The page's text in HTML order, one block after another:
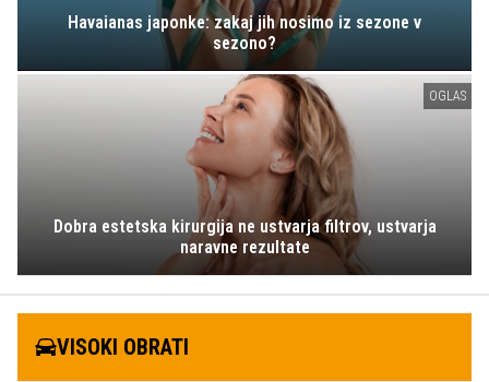
Havaianas japonke: zakaj jih nosimo iz sezone v
sezono?
OGLAS
Dobra estetska kirurgija ne ustvarja filtrov, ustvarja
naravne rezultate
VISOKI OBRATI